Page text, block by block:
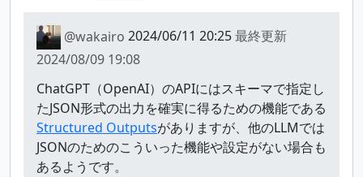
@wakairo 2024/06/11 20:25最終更新
2024/08/09 19:08
ChatGPT（OpenAI）のAPIにはスキーマで指定し
たJSON形式の出力を確実に得るための機能である
Structured Outputsがありますが、他のLLMでは
JSONのためのこういった機能や設定がない場合も
あるようです。